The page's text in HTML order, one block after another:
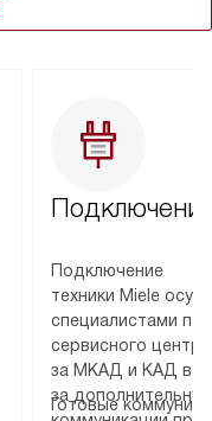
Подключение
техники Miele
специалистами
сервисного
за МКАД и КАД
за
Готовые